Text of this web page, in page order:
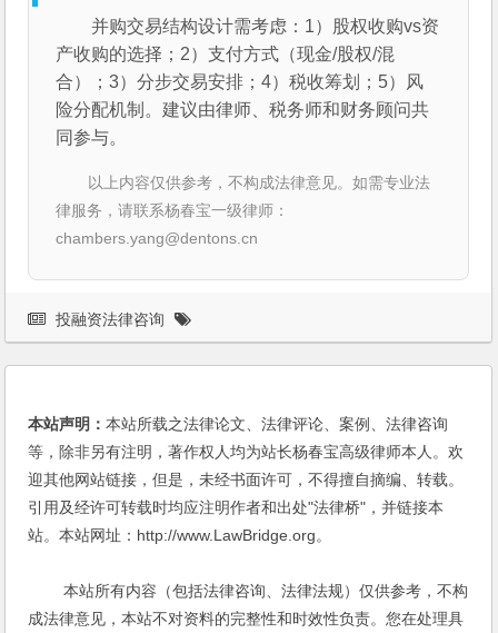
并购交易结构设计需考虑：1）股权收购vs资
产收购的选择；2）支付方式（现金/股权/混
合）；3）分步交易安排；4）税收筹划；5）风
险分配机制。建议由律师、税务师和财务顾问共
同参与。
以上内容仅供参考，不构成法律意见。如需专业法
律服务，请联系杨春宝一级律师：
chambers.yang@dentons.cn
投融资法律咨询
本站声明：本站所载之法律论文、法律评论、案例、法律咨询
等，除非另有注明，著作权人均为站长杨春宝高级律师本人。欢
迎其他网站链接，但是，未经书面许可，不得擅自摘编、转载。
引用及经许可转载时均应注明作者和出处"法律桥"，并链接本
站。本站网址：http://www.LawBridge.org。
本站所有内容（包括法律咨询、法律法规）仅供参考，不构
成法律意见，本站不对资料的完整性和时效性负责。您在处理具